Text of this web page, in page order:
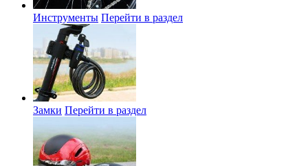
Инструменты Перейти в раздел
Замки Перейти в раздел